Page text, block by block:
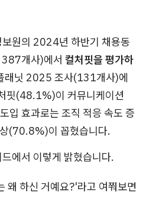
원의 2024년 하반기 채용동
개사)에서 컬처핏을 평가하
래닛 2025 조사(131개사)에
핏(48.1%)이 커뮤니케이션
입 효과로는 조직 적응 속도 증
(70.8%)이 꼽혔습니다.
에서 이렇게 밝혔습니다.
왜 하신 거예요?'라고 여쭤보면